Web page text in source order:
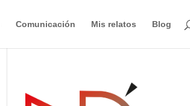
Comunicación Mis relatos Blog